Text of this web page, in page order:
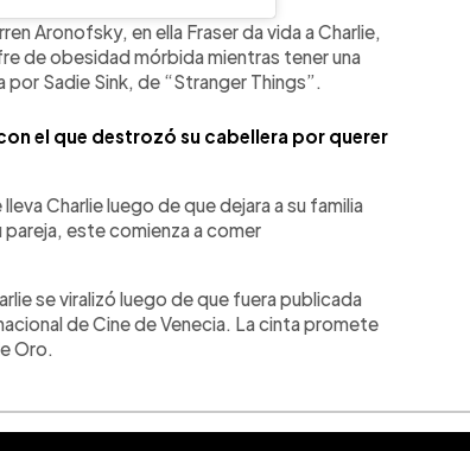
Aronofsky, en ella Fraser da vida a Charlie,
de obesidad mórbida mientras tener una
Sadie Sink, de “Stranger Things”.
el que destrozó su cabellera por querer
Charlie luego de que dejara a su familia
este comienza a comer
se viralizó luego de que fuera publicada
de Cine de Venecia. La cinta promete
Oro.